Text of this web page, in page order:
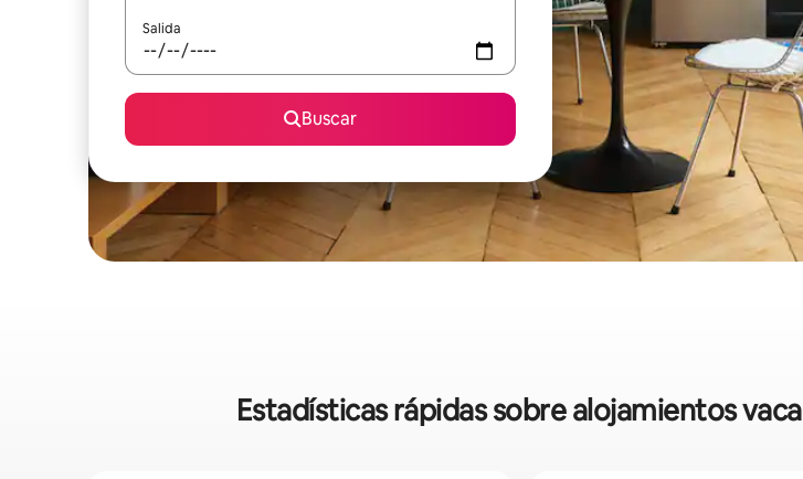
Salida
Buscar
Estadísticas rápidas sobre alojamientos